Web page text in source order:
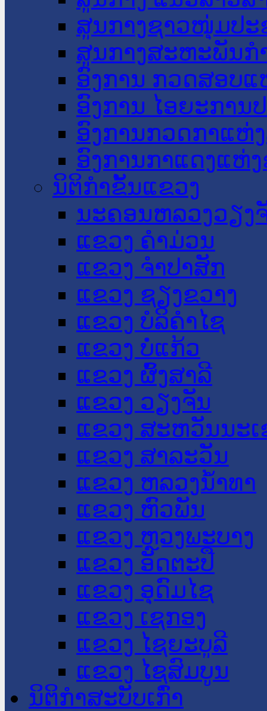
ສູນກາງຊາວໜຸ່ມປະ
ສູນກາງສະຫະພັນກ
ອົງການ ກວດສອບແ
ອົງການ ໄອຍະການ
ອົງການກວດກາແຫ່
ອົງການກາແດງແຫ່
ນິຕິກໍາຂັ້ນແຂວງ
ນະ​ຄອນ​ຫລວງວຽງ
ແຂວງ ຄໍາມ່ວນ
ແຂວງ ຈໍາປາສັກ
ແຂວງ ຊຽງຂວາງ
ແຂວງ ບໍລິຄໍາໄຊ
ແຂວງ ບໍ່ແກ້ວ
ແຂວງ ຜົ້ງສາລີ
ແຂວງ ວຽງຈັນ
ແຂວງ ສະຫວັນນະ
ແຂວງ ສາລະວັນ
ແຂວງ ຫລວງນໍ້າທາ
ແຂວງ ຫົວພັນ
ແຂວງ ຫຼວງພະບາງ
ແຂວງ ອັດຕະປື
ແຂວງ ອຸດົມໄຊ
ແຂວງ ເຊກອງ
ແຂວງ ໄຊຍະບູລີ
ແຂວງ ໄຊສົມບູນ
ນິຕິກໍາສະບັບເກົ່າ